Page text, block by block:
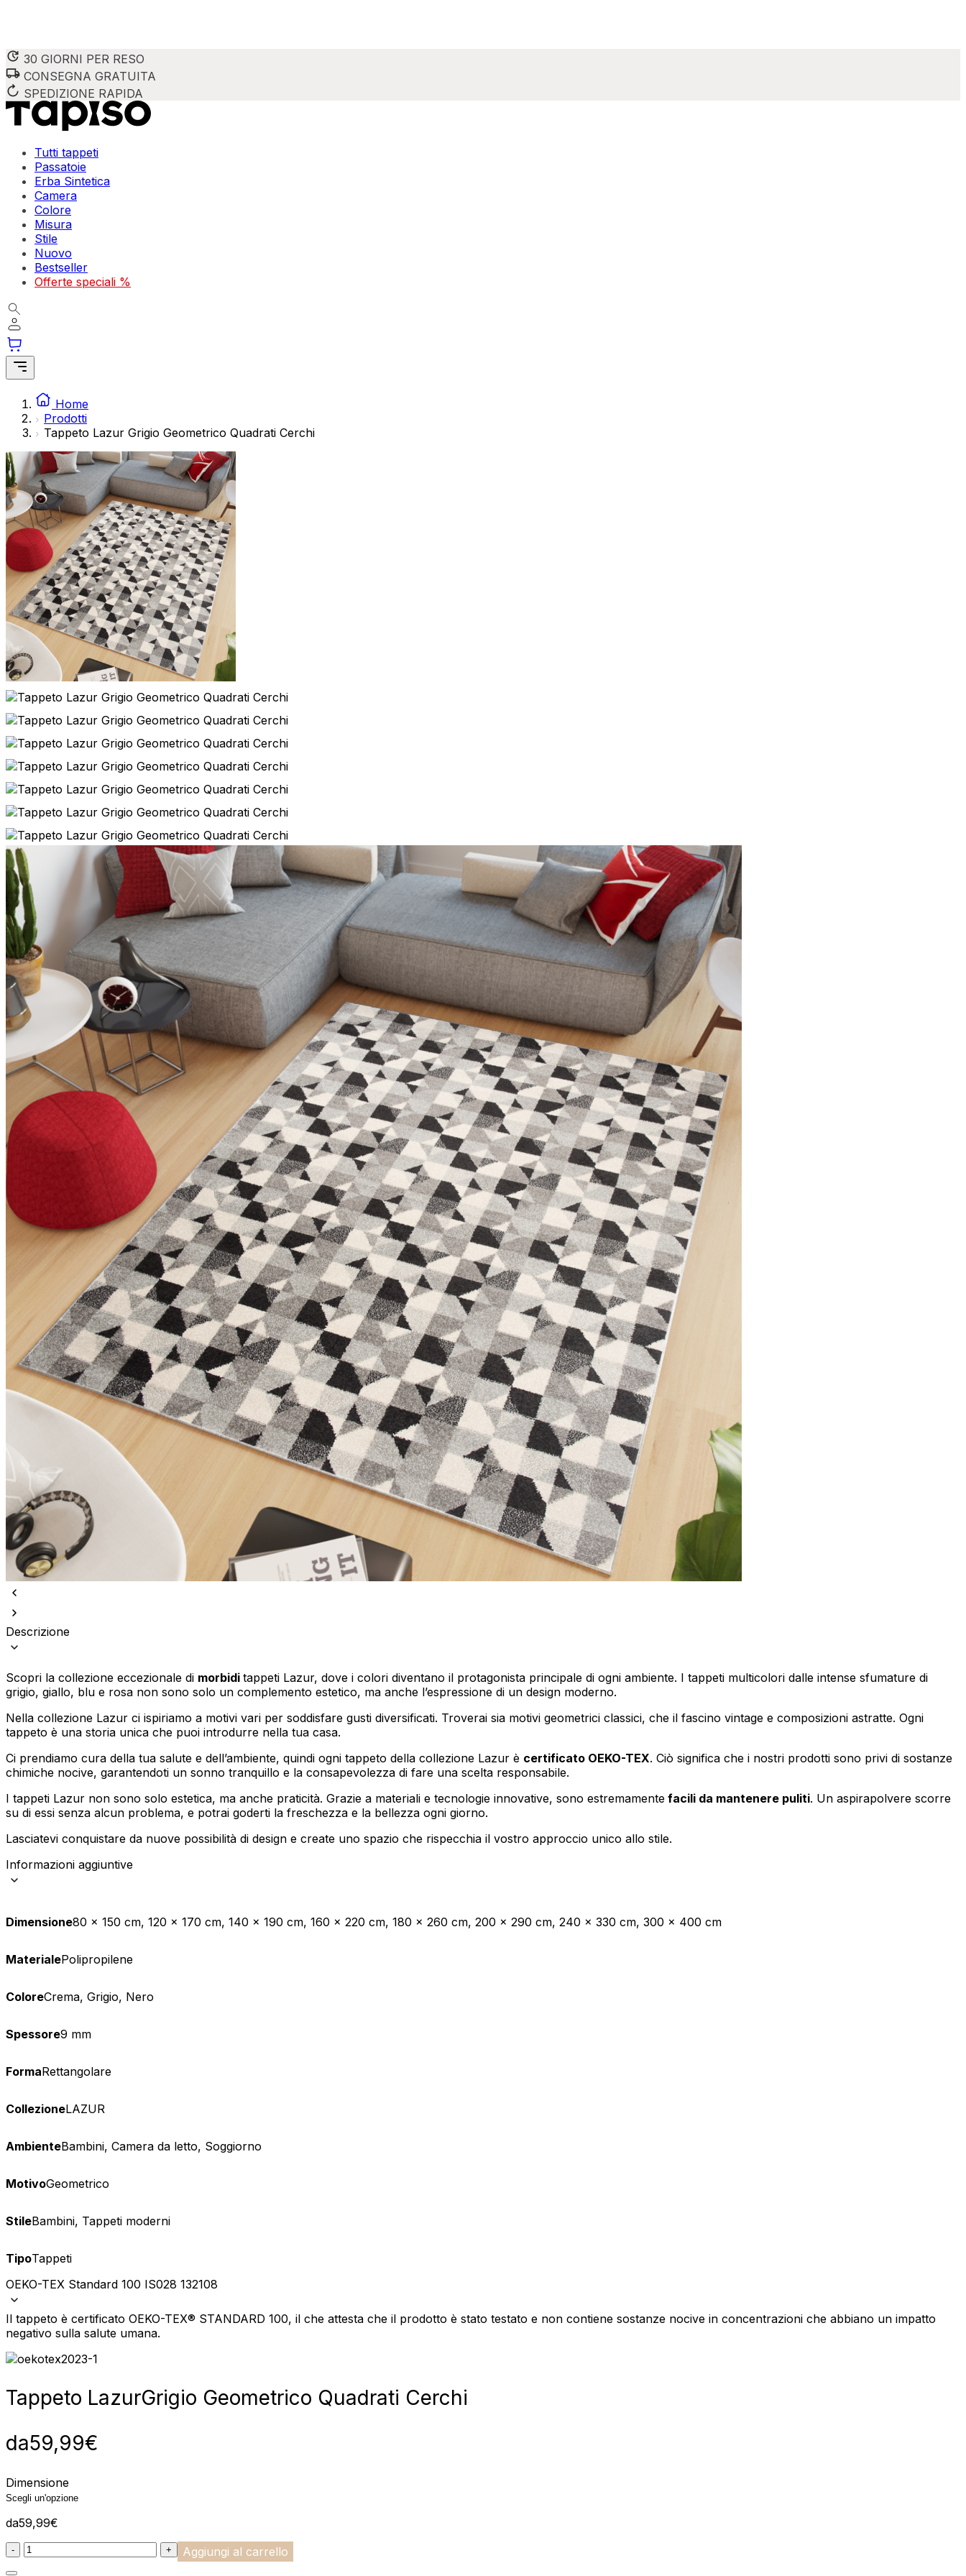
30 GIORNI PER RESO
CONSEGNA GRATUITA
SPEDIZIONE RAPIDA
Tutti tappeti
Passatoie
Erba Sintetica
Camera
Colore
Misura
Stile
Nuovo
Bestseller
Offerte speciali %
Home
Prodotti
Tappeto Lazur Grigio Geometrico Quadrati Cerchi
Descrizione
Scopri la collezione eccezionale di morbidi tappeti Lazur, dove i colori diventano il protagonista principale di ogni ambiente. I tappeti multicolori dalle intense sfumature di
grigio, giallo, blu e rosa non sono solo un complemento estetico, ma anche l’espressione di un design moderno.
Nella collezione Lazur ci ispiriamo a motivi vari per soddisfare gusti diversificati. Troverai sia motivi geometrici classici, che il fascino vintage e composizioni astratte. Ogni
tappeto è una storia unica che puoi introdurre nella tua casa.
Ci prendiamo cura della tua salute e dell’ambiente, quindi ogni tappeto della collezione Lazur è certificato OEKO-TEX. Ciò significa che i nostri prodotti sono privi di sostanze
chimiche nocive, garantendoti un sonno tranquillo e la consapevolezza di fare una scelta responsabile.
I tappeti Lazur non sono solo estetica, ma anche praticità. Grazie a materiali e tecnologie innovative, sono estremamente facili da mantenere puliti. Un aspirapolvere scorre
su di essi senza alcun problema, e potrai goderti la freschezza e la bellezza ogni giorno.
Lasciatevi conquistare da nuove possibilità di design e create uno spazio che rispecchia il vostro approccio unico allo stile.
Informazioni aggiuntive
Dimensione80 x 150 cm, 120 x 170 cm, 140 x 190 cm, 160 x 220 cm, 180 x 260 cm, 200 x 290 cm, 240 x 330 cm, 300 x 400 cm
MaterialePolipropilene
ColoreCrema, Grigio, Nero
Spessore9 mm
FormaRettangolare
CollezioneLAZUR
AmbienteBambini, Camera da letto, Soggiorno
MotivoGeometrico
StileBambini, Tappeti moderni
TipoTappeti
OEKO-TEX Standard 100 IS028 132108
Il tappeto è certificato OEKO-TEX® STANDARD 100, il che attesta che il prodotto è stato testato e non contiene sostanze nocive in concentrazioni che abbiano un impatto
negativo sulla salute umana.
Tappeto LazurGrigio Geometrico Quadrati Cerchi
da59,99€
Dimensione
da59,99€
:product_name quantity
- + Aggiungi al carrello
Utilizziamo i cookie per personalizzare contenuti e annunci, per fornire funzionalità dei social media e per analizzare il nostro traffico.
Condividiamo inoltre informazioni su come utilizzi il nostro sito con i nostri partner social, pubblicitari e analitici, i quali possono
combinarle con altre informazioni che hai fornito loro o che hanno raccolto in base al tuo utilizzo dei loro servizi.
I cookie indispensabili sono cruciali per le funzioni di base del sito e il sito non funzionerà come previsto senza di essi. Questi cookie non
memorizzano alcun dato personale identificabile.
Preferenze
I cookie di marketing vengono utilizzati per tracciare gli utenti attraverso i siti web. L'obiettivo è quello di mostrare annunci pertinenti e
Non classificati
Rifiuta Salva le mie preferenze